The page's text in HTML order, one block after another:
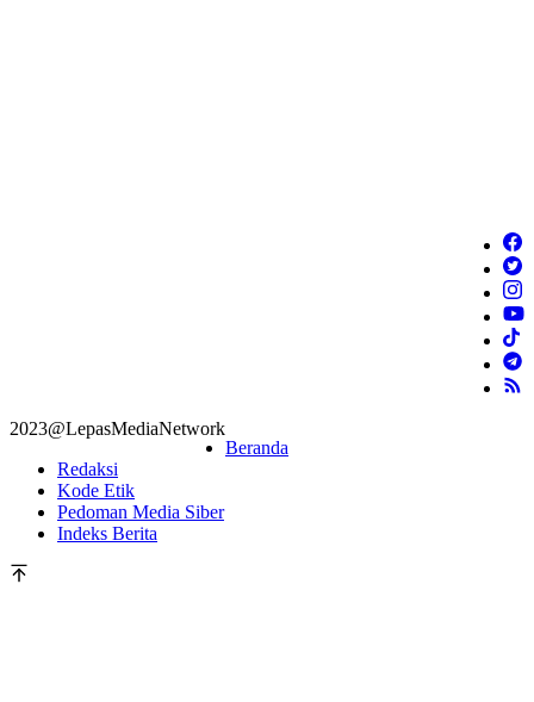
2023@LepasMediaNetwork
Beranda
Redaksi
Kode Etik
Pedoman Media Siber
Indeks Berita